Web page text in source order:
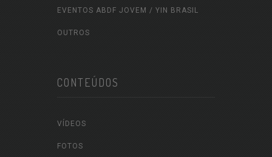
EVENTOS ABDF JOVEM / YIN BRASIL
OUTROS
CONTEÚDOS
VÍDEOS
FOTOS